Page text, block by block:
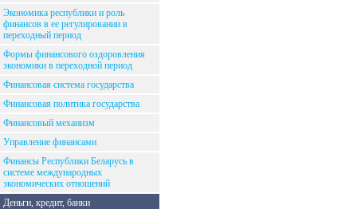
Экономика республики и роль
финансов в ее регулировании в
переходный период
Формы финансового оздоровления
экономики в переходной период
Финансовая система государства
Финансовая политика государства
Финансовый механизм
Управление финансами
Финансы Республики Беларусь в
системе международных
экономических отношений
Деньги, кредит, банки